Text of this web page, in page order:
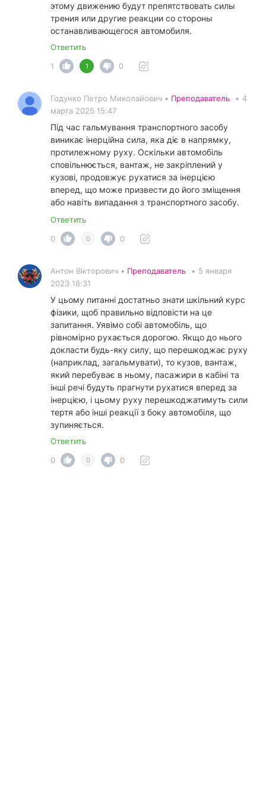
этому движению будут препятствовать силы
трения или другие реакции со стороны
останавливающегося автомобиля.
Ответить
1
1 0
Годунко Петро Миколайович • Преподаватель • 4
марта 2025 15:47
Під час гальмування транспортного засобу
виникає інерційна сила, яка діє в напрямку,
протилежному руху. Оскільки автомобіль
сповільнюється, вантаж, не закріплений у
кузові, продовжує рухатися за інерцією
вперед, що може призвести до його зміщення
або навіть випадання з транспортного засобу.
Ответить
0
0 0
Антон Вікторович • Преподаватель • 5 января
2023 18:31
У цьому питанні достатньо знати шкільний курс
фізики, щоб правильно відповісти на це
запитання. Уявімо собі автомобіль, що
рівномірно рухається дорогою. Якщо до нього
докласти будь-яку силу, що перешкоджає руху
(наприклад, загальмувати), то кузов, вантаж,
який перебуває в ньому, пасажири в кабіні та
інші речі будуть прагнути рухатися вперед за
інерцією, і цьому руху перешкоджатимуть сили
тертя або інші реакції з боку автомобіля, що
зупиняється.
Ответить
0
0 0